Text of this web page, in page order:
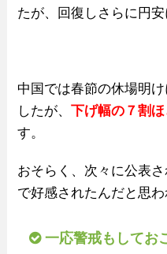
たが、回復しさらに円安
中国では春節の休場明
したが、下げ幅の７割
す。
おそらく、次々に公表
で好感されたんだと思わ
一応警戒もしてお